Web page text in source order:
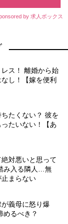
by 求人ボックス
ス！ 離婚から始
し！【嫁を便利
たくない？ 彼を
たいない！【あ
絶対悪いと思って
み入る隣人…無
まらない
義母に怒り爆
めるべき？